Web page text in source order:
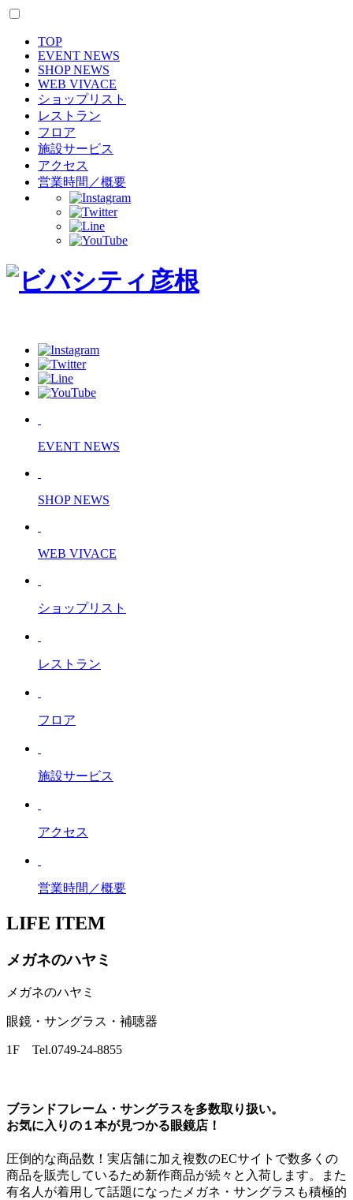
TOP
EVENT NEWS
SHOP NEWS
WEB VIVACE
ショップリスト
レストラン
フロア
施設サービス
アクセス
営業時間／概要
EVENT NEWS
SHOP NEWS
WEB VIVACE
ショップリスト
レストラン
フロア
施設サービス
アクセス
営業時間／概要
LIFE ITEM
メガネのハヤミ
メガネのハヤミ
眼鏡・サングラス・補聴器
1F Tel.0749-24-8855
ブランドフレーム・サングラスを多数取り扱い。
お気に入りの１本が見つかる眼鏡店！
圧倒的な商品数！実店舗に加え複数のECサイトで数多くの
商品を販売しているため新作商品が続々と入荷します。また
有名人が着用して話題になったメガネ・サングラスも積極的